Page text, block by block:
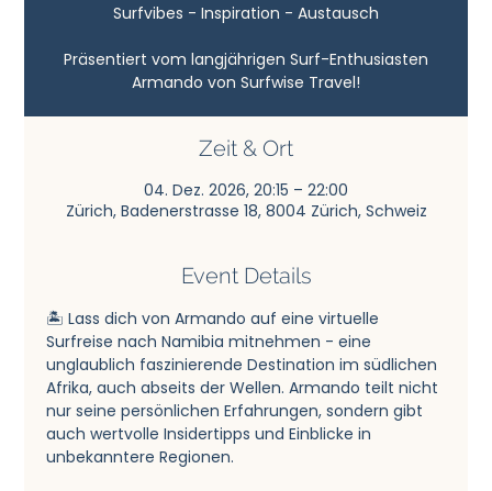
Surfvibes - Inspiration - Austausch
Präsentiert vom langjährigen Surf-Enthusiasten
Armando von Surfwise Travel!
Zeit & Ort
04. Dez. 2026, 20:15 – 22:00
Zürich, Badenerstrasse 18, 8004 Zürich, Schweiz
Event Details
🏝️ Lass dich von Armando auf eine virtuelle
Surfreise nach Namibia mitnehmen - eine
unglaublich faszinierende Destination im südlichen
Afrika, auch abseits der Wellen. Armando teilt nicht
nur seine persönlichen Erfahrungen, sondern gibt
auch wertvolle Insidertipps und Einblicke in
unbekanntere Regionen.